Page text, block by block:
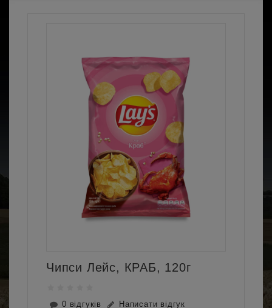
Чипси Лейс, КРАБ, 120г
0 відгуків Написати відгук